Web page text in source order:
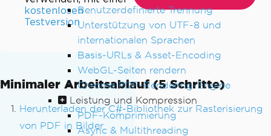
Benutzerdefinierte Trennung
Unterstützung von UTF-8 und
internationalen Sprachen
Basis-URLs & Asset-Encoding
WebGL-Seiten rendern
Chrome PDF-Rendering-Engine
Leistung und Kompression
PDF-Komprimierung
Async & Multithreading
kostenlosen
Testversion
Minimaler Arbeitsablauf (5 Schritte)
Herunterladen der C#-Bibliothek zur Rasterisierung
von PDF in Bilder